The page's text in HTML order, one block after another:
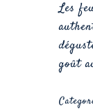
Les
goût